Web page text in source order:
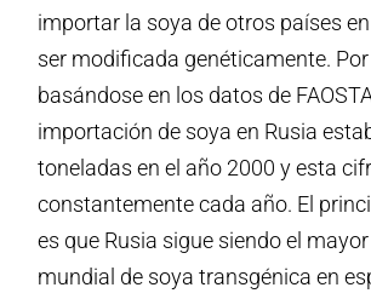
importar la soya de otros países
ser modificada genéticamente.
basándose en los datos de
importación de soya en Rusia
toneladas en el año 2000 y esta
constantemente cada año. El
es que Rusia sigue siendo el
mundial de soya transgénica en